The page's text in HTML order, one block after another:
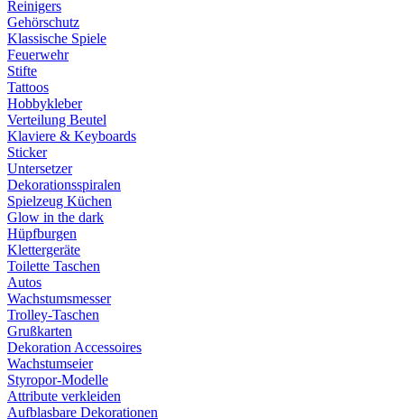
Reinigers
Gehörschutz
Klassische Spiele
Feuerwehr
Stifte
Tattoos
Hobbykleber
Verteilung Beutel
Klaviere & Keyboards
Sticker
Untersetzer
Dekorationsspiralen
Spielzeug Küchen
Glow in the dark
Hüpfburgen
Klettergeräte
Toilette Taschen
Autos
Wachstumsmesser
Trolley-Taschen
Grußkarten
Dekoration Accessoires
Wachstumseier
Styropor-Modelle
Attribute verkleiden
Aufblasbare Dekorationen